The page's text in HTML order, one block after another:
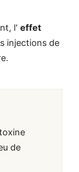
l' effet
injections de
de